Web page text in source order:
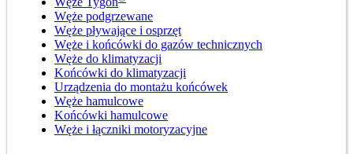
Węże podgrzewane
Węże pływające i osprzęt
Węże i końcówki do gazów technicznych
Węże do klimatyzacji
Końcówki do klimatyzacji
Urządzenia do montażu końcówek
Węże hamulcowe
Końcówki hamulcowe
Węże i łączniki motoryzacyjne